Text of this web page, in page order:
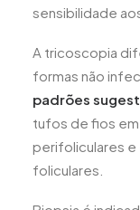
sensibilidade
A tricoscopia
formas não
padrões
tufos de fios
perifoliculares e
foliculares.